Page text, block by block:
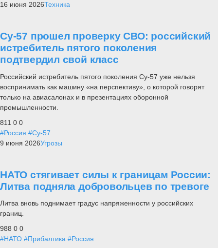
16 июня 2026Техника
Су-57 прошел проверку СВО: российский
истребитель пятого поколения
подтвердил свой класс
Российский истребитель пятого поколения Су-57 уже нельзя
воспринимать как машину «на перспективу», о которой говорят
только на авиасалонах и в презентациях оборонной
промышленности.
811 0 0
#Россия #Су-57
9 июня 2026Угрозы
НАТО стягивает силы к границам России:
Литва подняла добровольцев по тревоге
Литва вновь поднимает градус напряженности у российских
границ.
988 0 0
#НАТО #Прибалтика #Россия